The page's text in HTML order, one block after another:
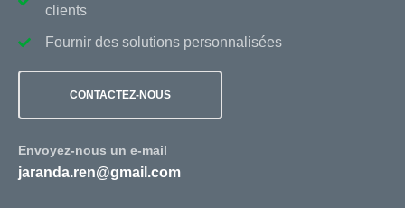
clients
Fournir des solutions personnalisées
CONTACTEZ-NOUS
Envoyez-nous un e-mail
jaranda.ren@gmail.com